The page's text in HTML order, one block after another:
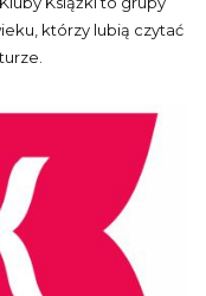
którzy lubią czytać